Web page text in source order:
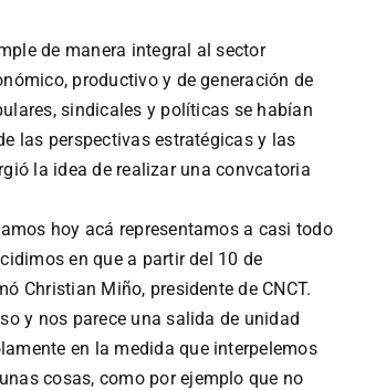
de manera integral al sector
productivo y de generación de
sindicales y políticas se habían
las perspectivas estratégicas y las
la idea de realizaruna convcatoria
hoy acá representamos a casi todo
en que a partir del 10 de
Christian Miño, presidente de CNCT.
y nos parece una salida de unidad
en la medida que interpelemos
cosas, como por ejemplo que no